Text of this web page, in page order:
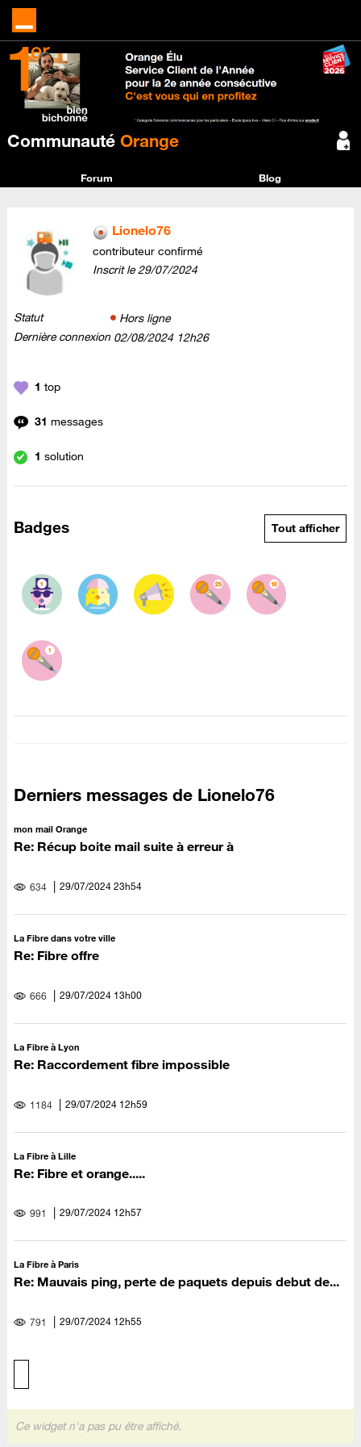
Communauté Orange
Forum Blog
Lionelo76
contributeur confirmé
Inscrit le‎29/07/2024
Statut
Hors ligne
Dernière connexion ‎02/08/2024 12h26
1 top
31 messages
1 solution
Badges Tout afficher
Derniers messages de Lionelo76
mon mail Orange
Re: Récup boite mail suite à erreur à
634 ‎29/07/202423h54
La Fibre dans votre ville
Re: Fibre offre
666 ‎29/07/2024 13h00
La Fibre à Lyon
Re: Raccordement fibre impossible
1184 ‎29/07/2024 12h59
La Fibre à Lille
Re: Fibre et orange.....
991 ‎29/07/2024 12h57
La Fibre à Paris
Re: Mauvais ping, perte de paquets depuis debut de...
791 ‎29/07/2024 12h55
Ce widget n'a pas pu être affiché.